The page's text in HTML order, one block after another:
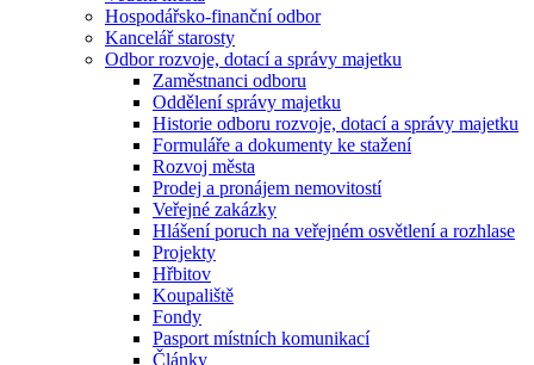
Hospodářsko-finanční odbor
Kancelář starosty
Odbor rozvoje, dotací a správy majetku
Zaměstnanci odboru
Oddělení správy majetku
Historie odboru rozvoje, dotací a správy majetku
Formuláře a dokumenty ke stažení
Rozvoj města
Prodej a pronájem nemovitostí
Veřejné zakázky
Hlášení poruch na veřejném osvětlení a rozhlase
Projekty
Hřbitov
Koupaliště
Fondy
Pasport místních komunikací
Články